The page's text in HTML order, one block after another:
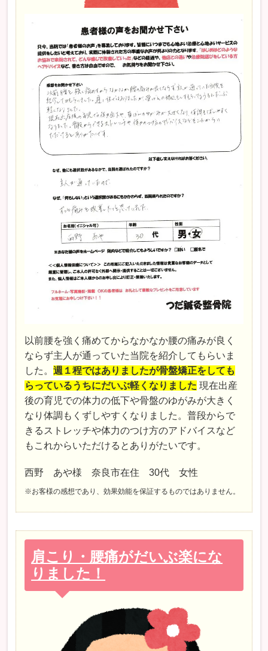
以前腰を強く痛めてからなかなか腰の痛みが良く
ならず主人が通っていた当院を紹介してもらいま
した。週１程ではありましたが骨盤矯正をしても
らっているうちにだいぶ軽くなりました 現在出産
後の育児での体力の低下や骨盤のゆがみが大きく
なり体調もくずしやすくなりました。普段からで
きるストレッチや体力のつけ方のアドバイスなど
もこれからいただけるとありがたいです。
西野 あや様 奈良市在住 30代 女性
※お客様の感想であり、効果効能を保証するものではありません。
肩こり・腰痛がだいぶ楽にな
りました！